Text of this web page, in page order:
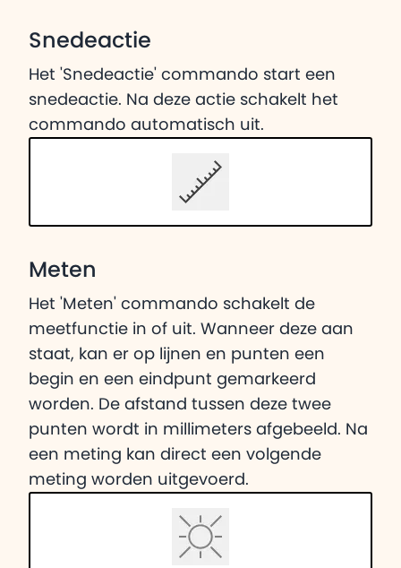
Snedeactie
Het 'Snedeactie' commando start een
snedeactie. Na deze actie schakelt het
commando automatisch uit.
Meten
Het 'Meten' commando schakelt de
meetfunctie in of uit. Wanneer deze aan
staat, kan er op lijnen en punten een
begin en een eindpunt gemarkeerd
worden. De afstand tussen deze twee
punten wordt in millimeters afgebeeld. Na
een meting kan direct een volgende
meting worden uitgevoerd.